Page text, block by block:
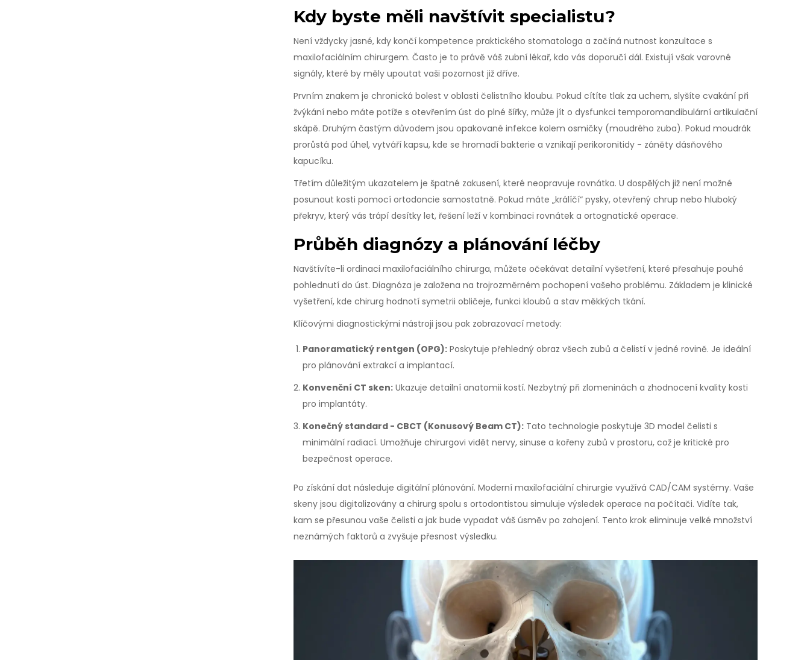
Kdy byste měli navštívit specialistu?
Není vždycky jasné, kdy končí kompetence praktického stomatologa a začíná nutnost konzultace s
maxilofaciálním chirurgem. Často je to právě váš zubní lékař, kdo vás doporučí dál. Existují však varovné
signály, které by měly upoutat vaši pozornost již dříve.
Prvním znakem je chronická bolest v oblasti čelistního kloubu. Pokud cítíte tlak za uchem, slyšíte cvakání při
žvýkání nebo máte potíže s otevřením úst do plné šířky, může jít o dysfunkci temporomandibulární artikulační
skápě. Druhým častým důvodem jsou opakované infekce kolem osmičky (moudrého zuba). Pokud moudrák
prorůstá pod úhel, vytváří kapsu, kde se hromadí bakterie a vznikají perikoronitidy - záněty dásňového
kapucíku.
Třetím důležitým ukazatelem je špatné zakusení, které neopravuje rovnátka. U dospělých již není možné
posunout kosti pomocí ortodoncie samostatně. Pokud máte „králíčí“ pysky, otevřený chrup nebo hluboký
překryv, který vás trápí desítky let, řešení leží v kombinaci rovnátek a ortognatické operace.
Průběh diagnózy a plánování léčby
Navštívíte-li ordinaci maxilofaciálního chirurga, můžete očekávat detailní vyšetření, které přesahuje pouhé
pohlednutí do úst. Diagnóza je založena na trojrozměrném pochopení vašeho problému. Základem je klinické
vyšetření, kde chirurg hodnotí symetrii obličeje, funkci kloubů a stav měkkých tkání.
Klíčovými diagnostickými nástroji jsou pak zobrazovací metody:
Panoramatický rentgen (OPG):Poskytuje přehledný obraz všech zubů a čelistí v jedné rovině. Je ideální
pro plánování extrakcí a implantací.
Konvenční CT sken:Ukazuje detailní anatomii kostí. Nezbytný při zlomeninách a zhodnocení kvality kosti
pro implantáty.
Konečný standard - CBCT (Konusový Beam CT):Tato technologie poskytuje 3D model čelisti s
minimální radiací. Umožňuje chirurgovi vidět nervy, sinuse a kořeny zubů v prostoru, což je kritické pro
bezpečnost operace.
Po získání dat následuje digitální plánování. Moderní maxilofaciální chirurgie využívá CAD/CAM systémy. Vaše
skeny jsou digitalizovány a chirurg spolu s ortodontistou simuluje výsledek operace na počítači. Vidíte tak,
kam se přesunou vaše čelisti a jak bude vypadat váš úsměv po zahojení. Tento krok eliminuje velké množství
neznámých faktorů a zvyšuje přesnost výsledku.